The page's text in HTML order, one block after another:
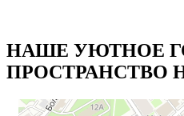
НАШЕ УЮТНОЕ
ПРОСТРАНСТВО